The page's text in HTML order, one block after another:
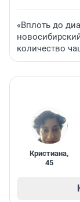
«Вплоть до
количество
Кристиана,
45